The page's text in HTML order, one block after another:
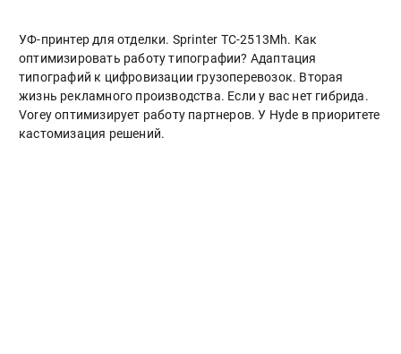
УФ-принтер для отделки. Sprinter ТС-2513Mh. Как
оптимизировать работу типографии? Адаптация
типографий к цифровизации грузоперевозок. Вторая
жизнь рекламного производства. Если у вас нет гибрида.
Vorey оптимизирует работу партнеров. У Hyde в приоритете
кастомизация решений.